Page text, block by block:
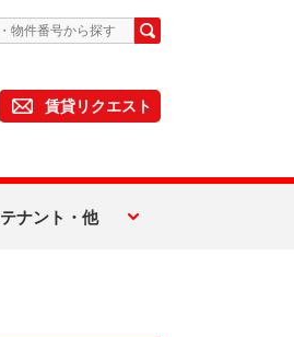
賃貸リクエスト
テナント・他